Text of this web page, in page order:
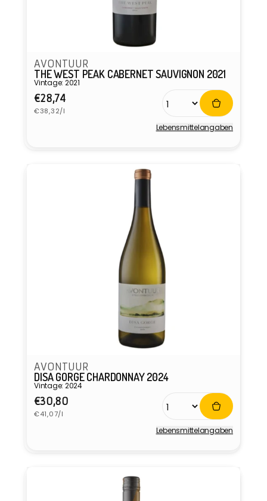
AVONTUUR
THE WEST PEAK CABERNET SAUVIGNON 2021
Vintage: 2021
Normaler
Preis
€28,74
Grundpreis
€38,32/l
Lebensmittel­angaben
AVONTUUR
DISA GORGE CHARDONNAY 2024
Vintage: 2024
Normaler
Preis
€30,80
Grundpreis
€41,07/l
Lebensmittel­angaben